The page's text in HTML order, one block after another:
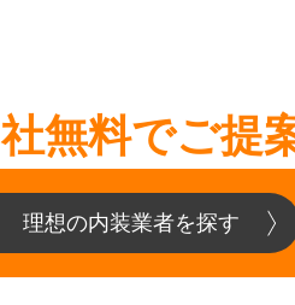
社無料でご提
理想の内装業者を探す